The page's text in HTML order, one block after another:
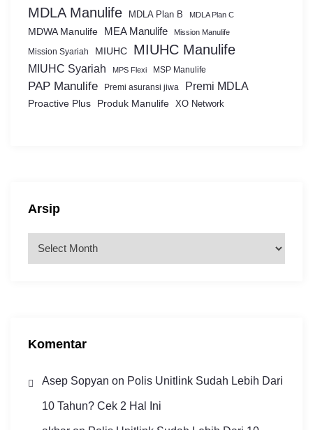
MDLA Manulife MDLA Plan B MDLA Plan C
MDWA Manulife MEA Manulife Mission Manulife
Mission Syariah MIUHC MIUHC Manulife
MIUHC Syariah MPS Flexi MSP Manulife
PAP Manulife Premi asuransi jiwa Premi MDLA
Proactive Plus Produk Manulife XO Network
Arsip
Komentar
Asep Sopyan on Polis Unitlink Sudah Lebih Dari
10 Tahun? Cek 2 Hal Ini